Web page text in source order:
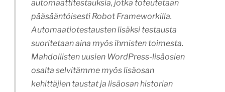
automaattitestauksia, jotka toteutetaan
pääsääntöisesti Robot Frameworkilla.
Automaatiotestausten lisäksi testausta
suoritetaan aina myös ihmisten toimesta.
Mahdollisten uusien WordPress-lisäosien
osalta selvitämme myös lisäosan
kehittäjien taustat ja lisäosan historian